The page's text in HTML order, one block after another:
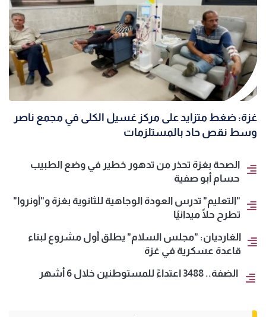
غزة: ضغط متزايد على مركز غسيل الكلى في مجمع ناصر
وسط نقص حاد بالمستلزمات
الصحة بغزة تحذر من تدهور خطير في وضع الطبيب
حسام أبو صفية
"التعليم" تدرس العودة الوجاهية للثانوية بغزة و"أونروا"
تطرح حلًا ميدانيًا
الغارديان: "مجلس السلام" يطلق أول مشروع لبناء
قاعدة عسكرية في غزة
الضفة.. 3488 اعتداءً للمستوطنين خلال 6 أشهر